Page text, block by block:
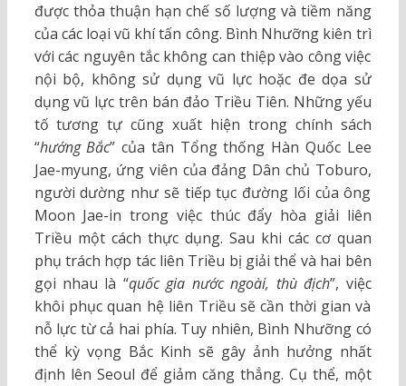
được thỏa thuận hạn chế số lượng và tiềm năng
của các loại vũ khí tấn công. Bình Nhưỡng kiên trì
với các nguyên tắc không can thiệp vào công việc
nội bộ, không sử dụng vũ lực hoặc đe dọa sử
dụng vũ lực trên bán đảo Triều Tiên. Những yếu
tố tương tự cũng xuất hiện trong chính sách
“hướng Bắc” của tân Tổng thống Hàn Quốc Lee
Jae-myung, ứng viên của đảng Dân chủ Toburo,
người dường như sẽ tiếp tục đường lối của ông
Moon Jae-in trong việc thúc đẩy hòa giải liên
Triều một cách thực dụng. Sau khi các cơ quan
phụ trách hợp tác liên Triều bị giải thể và hai bên
gọi nhau là “quốc gia nước ngoài, thù địch”, việc
khôi phục quan hệ liên Triều sẽ cần thời gian và
nỗ lực từ cả hai phía. Tuy nhiên, Bình Nhưỡng có
thể kỳ vọng Bắc Kinh sẽ gây ảnh hưởng nhất
định lên Seoul để giảm căng thẳng. Cụ thể, một